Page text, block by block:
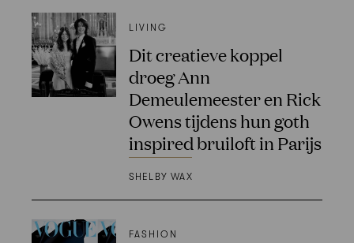
LIVING
Dit creatieve koppel
droeg Ann
Demeulemeester en Rick
Owens tijdens hun goth
inspired bruiloft in Parijs
SHELBY WAX
FASHION